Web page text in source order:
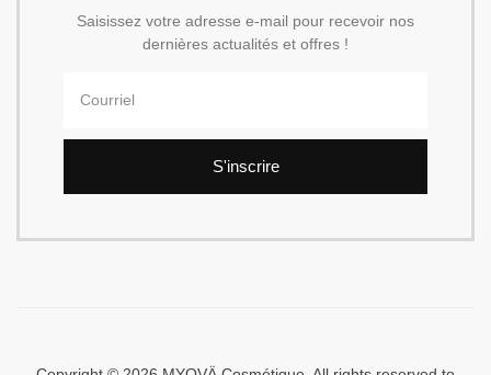
Saisissez votre adresse e-mail pour recevoir nos
dernières actualités et offres !
S'inscrire